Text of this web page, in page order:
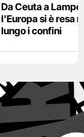
Da Ceuta a
l'Europa si è resa
lungo i confini